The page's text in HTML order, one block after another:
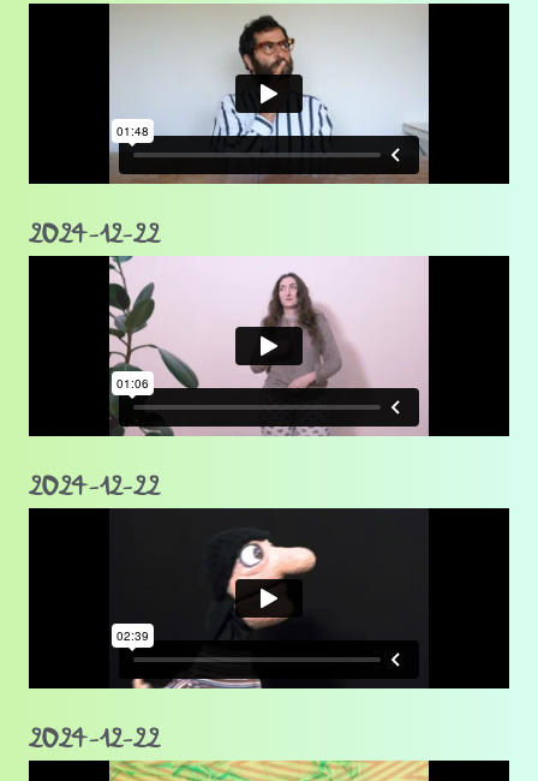
2024-12-22
2024-12-22
2024-12-22